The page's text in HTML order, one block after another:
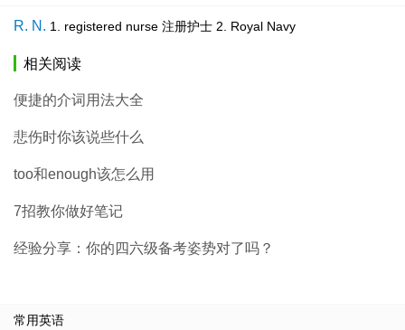
R. N. 1. registered nurse 注册护士 2. Royal Navy
相关阅读
便捷的介词用法大全
悲伤时你该说些什么
too和enough该怎么用
7招教你做好笔记
经验分享：你的四六级备考姿势对了吗？
常用英语